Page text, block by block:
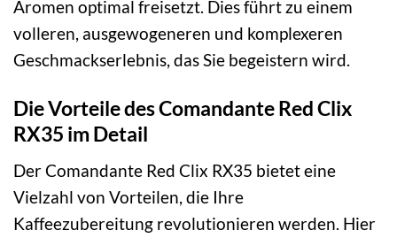
Aromen optimal freisetzt. Dies führt zu einem
volleren, ausgewogeneren und komplexeren
Geschmackserlebnis, das Sie begeistern wird.
Die Vorteile des Comandante Red Clix
RX35 im Detail
Der Comandante Red Clix RX35 bietet eine
Vielzahl von Vorteilen, die Ihre
Kaffeezubereitung revolutionieren werden. Hier